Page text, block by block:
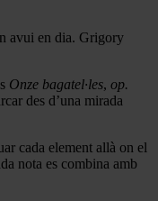
avui en dia. Grigory
Onze bagatel·les, op.
des d’una mirada
cada element allà on el
nota es combina amb